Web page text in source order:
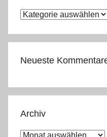
Kategorien
Neueste
Archiv
Archiv